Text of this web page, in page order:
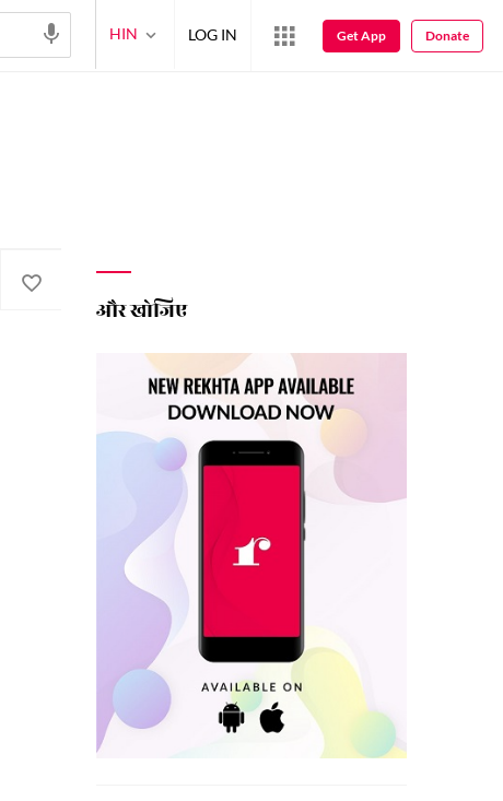
और खोजिए
HIN LOG IN Get App Donate